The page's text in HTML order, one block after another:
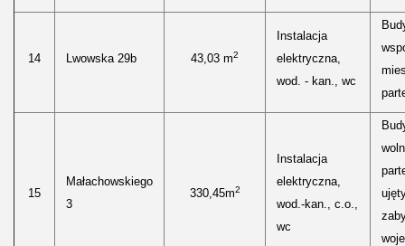
14 Lwowska 29b 43,03 m2
Instalacja
elektryczna,
wod. - kan., wc
15
Małachowskiego
3
330,45m2
Instalacja
elektryczna,
wod.-kan., c.o.,
wc